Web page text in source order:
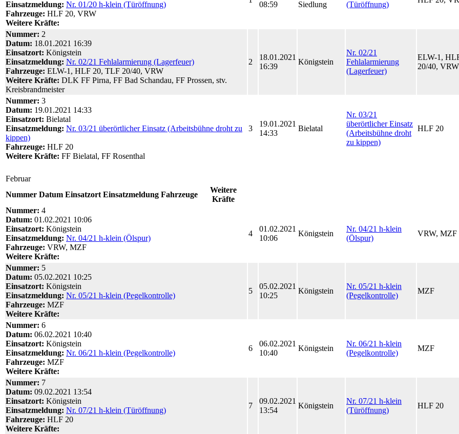
Einsatzmeldung: Nr. 01/20 h-klein (Türöffnung)
Fahrzeuge: HLF 20, VRW
Weitere Kräfte:
08:59
Siedlung
(Türöffnung)
Nummer: 2
Datum: 18.01.2021 16:39
Einsatzort: Königstein
Einsatzmeldung: Nr. 02/21 Fehlalarmierung (Lagerfeuer)
Fahrzeuge: ELW-1, HLF 20, TLF 20/40, VRW
Weitere Kräfte: DLK FF Pirna, FF Bad Schandau, FF Prossen, stv.
Kreisbrandmeister
2
18.01.2021
16:39
Königstein
Nr. 02/21
Fehlalarmierung
(Lagerfeuer)
ELW-1,
20/40, VRW
Nummer: 3
Datum: 19.01.2021 14:33
Einsatzort: Bielatal
Einsatzmeldung: Nr. 03/21 überörtlicher Einsatz (Arbeitsbühne droht zu
kippen)
Fahrzeuge: HLF 20
Weitere Kräfte: FF Bielatal, FF Rosenthal
3
19.01.2021
14:33
Bielatal
Nr. 03/21
überörtlicher Einsatz
(Arbeitsbühne droht
zu kippen)
HLF 20
Februar
Nummer Datum Einsatzort Einsatzmeldung Fahrzeuge
Weitere
Kräfte
Nummer: 4
Datum: 01.02.2021 10:06
Einsatzort: Königstein
Einsatzmeldung: Nr. 04/21 h-klein (Ölspur)
Fahrzeuge: VRW, MZF
Weitere Kräfte:
4
01.02.2021
10:06
Königstein
Nr. 04/21 h-klein
(Ölspur)
VRW, MZF
Nummer: 5
Datum: 05.02.2021 10:25
Einsatzort: Königstein
Einsatzmeldung: Nr. 05/21 h-klein (Pegelkontrolle)
Fahrzeuge: MZF
Weitere Kräfte:
5
05.02.2021
10:25
Königstein
Nr. 05/21 h-klein
(Pegelkontrolle)
MZF
Nummer: 6
Datum: 06.02.2021 10:40
Einsatzort: Königstein
Einsatzmeldung: Nr. 06/21 h-klein (Pegelkontrolle)
Fahrzeuge: MZF
Weitere Kräfte:
6
06.02.2021
10:40
Königstein
Nr. 06/21 h-klein
(Pegelkontrolle)
MZF
Nummer: 7
Datum: 09.02.2021 13:54
Einsatzort: Königstein
Einsatzmeldung: Nr. 07/21 h-klein (Türöffnung)
Fahrzeuge: HLF 20
Weitere Kräfte:
7
09.02.2021
13:54
Königstein
Nr. 07/21 h-klein
(Türöffnung)
HLF 20